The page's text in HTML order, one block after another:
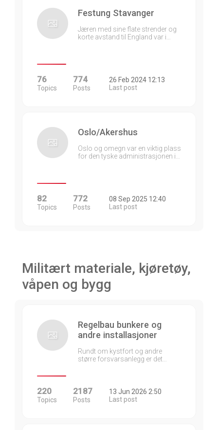
Festung Stavanger
Jæren med sine flate strender og
korte avstand til England var i…
76
Topics
774
Posts
26 Feb 2024 12:13
Last post
Oslo/Akershus
Oslo og omegn var en viktig plass
for den tyske administrasjonen i…
82
Topics
772
Posts
08 Sep 2025 12:40
Last post
Militært materiale, kjøretøy,
våpen og bygg
Regelbau bunkere og
andre installasjoner
Rundt om kystfort og andre
større forsvarsanlegg er det…
220
Topics
2187
Posts
13 Jun 2026 2:50
Last post